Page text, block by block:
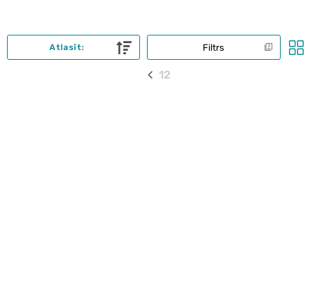
Filtrs
Atlasīt:
12